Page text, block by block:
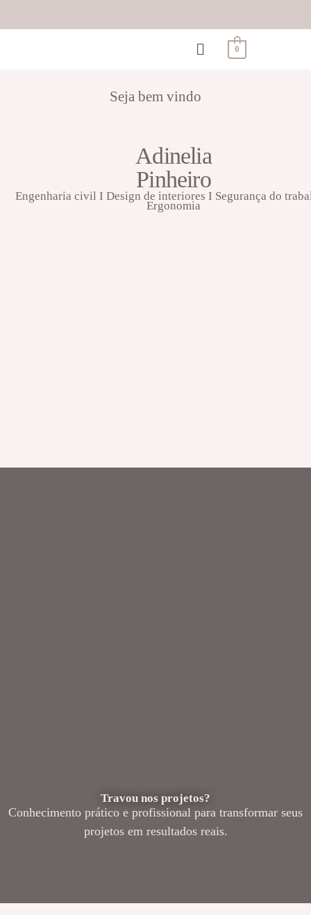
0
Seja bem vindo
Adinelia
Pinheiro
Engenharia civil I Design de interiores I Segurança do
Ergonomia
Travou nos projetos?
Conhecimento prático e profissional para transformar seus
projetos em resultados reais.